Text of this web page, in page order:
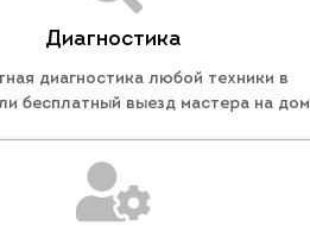
Диагностика
диагностика любой техники в
бесплатный выезд мастера на дом